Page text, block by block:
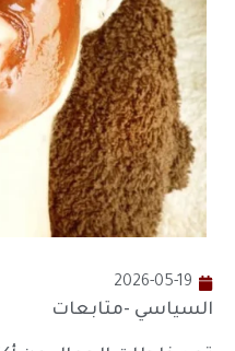
2026-05-19
السياسي -متابعات